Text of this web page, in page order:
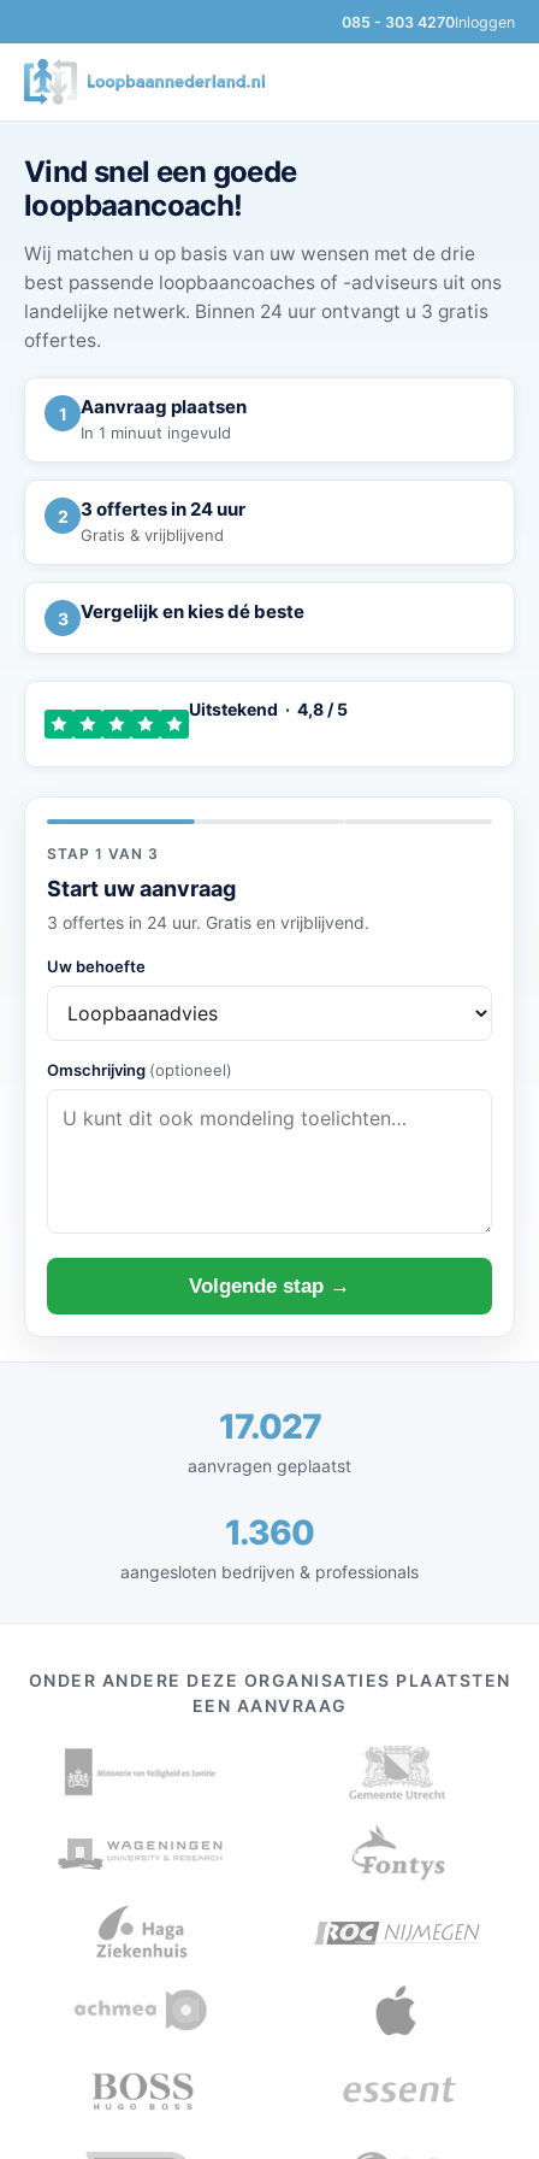
085 - 303 4270Inloggen
Vind snel een goede
loopbaancoach!
Wij matchen u op basis van uw wensen met de drie
best passende loopbaancoaches of -adviseurs uit ons
landelijke netwerk. Binnen 24 uur ontvangt u 3 gratis
offertes.
1 Aanvraag plaatsen
In 1 minuut ingevuld
2 3 offertes in 24 uur
Gratis & vrijblijvend
3 Vergelijk en kies dé beste
Uitstekend · 4,8 / 5
STAP 1 VAN 3
Start uw aanvraag
3 offertes in 24 uur. Gratis en vrijblijvend.
Uw behoefte
Omschrijving (optioneel)
Volgende stap →
17.027
aanvragen geplaatst
1.360
aangesloten bedrijven & professionals
ONDER ANDERE DEZE ORGANISATIES PLAATSTEN
EEN AANVRAAG